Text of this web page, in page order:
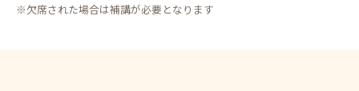
※欠席された場合は補講が必要となります